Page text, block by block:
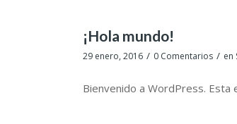
¡Hola mundo!
29 enero, 2016 / 0 Comentarios / en
Bienvenido a WordPress. Esta